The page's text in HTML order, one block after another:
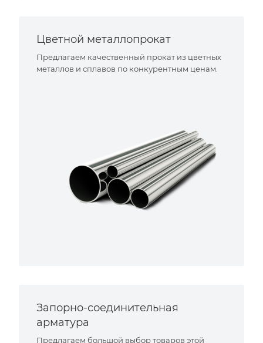
Цветной металлопрокат
Предлагаем качественный прокат из цветных
металлов и сплавов по конкурентным ценам.
Запорно-соединительная
арматура
Предлагаем большой выбор товаров этой